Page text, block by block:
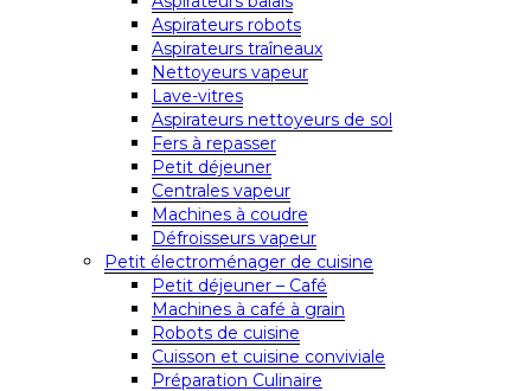
Aspirateurs robots
Aspirateurs traîneaux
Nettoyeurs vapeur
Lave-vitres
Aspirateurs nettoyeurs de sol
Fers à repasser
Petit déjeuner
Centrales vapeur
Machines à coudre
Défroisseurs vapeur
Petit électroménager de cuisine
Petit déjeuner – Café
Machines à café à grain
Robots de cuisine
Cuisson et cuisine conviviale
Préparation Culinaire